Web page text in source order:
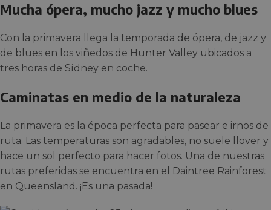
Mucha ópera, mucho jazz y mucho blues
Con la primavera llega la temporada de ópera, de jazz y
de blues en los viñedos de Hunter Valley ubicados a
tres horas de Sídney en coche.
Caminatas en medio de la naturaleza
La primavera es la época perfecta para pasear e irnos de
ruta. Las temperaturas son agradables, no suele llover y
hace un sol perfecto para hacer fotos. Una de nuestras
rutas preferidas se encuentra en el Daintree Rainforest
en Queensland. ¡Es una pasada!